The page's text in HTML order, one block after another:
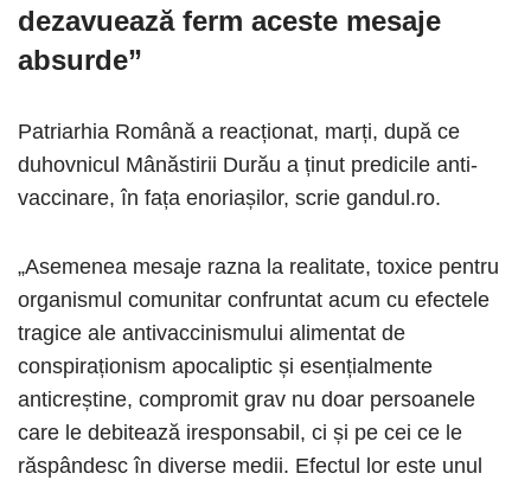
dezavuează ferm aceste mesaje
absurde”
Patriarhia Română a reacționat, marți, după ce
duhovnicul Mânăstirii Durău a ținut predicile anti-
vaccinare, în fața enoriașilor, scrie gandul.ro.
„Asemenea mesaje razna la realitate, toxice pentru
organismul comunitar confruntat acum cu efectele
tragice ale antivaccinismului alimentat de
conspiraționism apocaliptic și esențialmente
anticreștine, compromit grav nu doar persoanele
care le debitează iresponsabil, ci și pe cei ce le
răspândesc în diverse medii. Efectul lor este unul